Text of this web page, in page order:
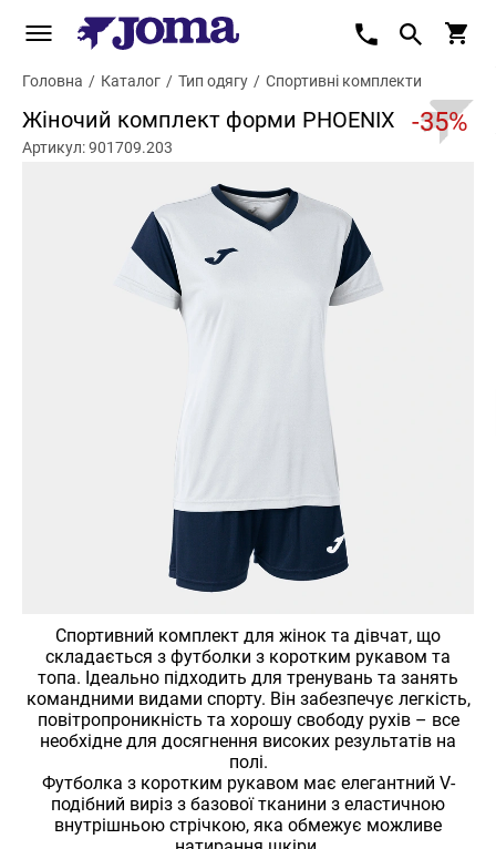
Головна / Каталог / Тип одягу / Спортивні комплекти
Жіночий комплект форми PHOENIX -35%
Артикул: 901709.203
Спортивний комплект для жінок та дівчат, що
складається з футболки з коротким рукавом та
топа. Ідеально підходить для тренувань та занять
командними видами спорту. Він забезпечує легкість,
повітропроникність та хорошу свободу рухів – все
необхідне для досягнення високих результатів на
полі.
Футболка з коротким рукавом має елегантний V-
подібний виріз з базової тканини з еластичною
внутрішньою стрічкою, яка обмежує можливе